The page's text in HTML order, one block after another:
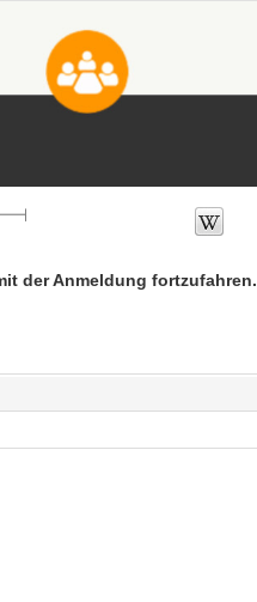
der Anmeldung fortzufahren.